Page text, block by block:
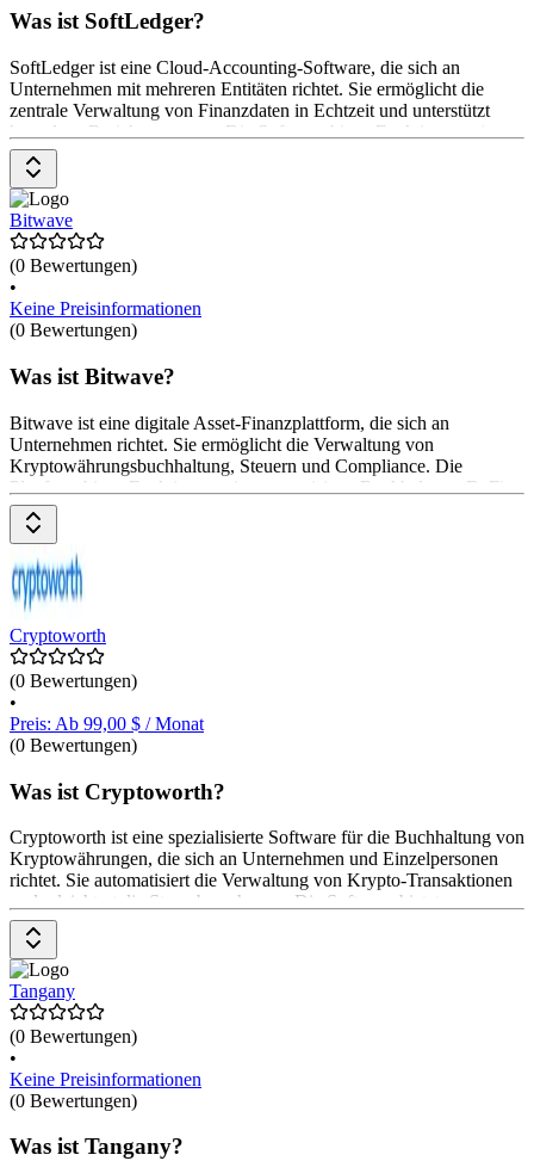
Was ist SoftLedger?
SoftLedger ist eine Cloud-Accounting-Software, die sich an
Unternehmen mit mehreren Entitäten richtet. Sie ermöglicht die
zentrale Verwaltung von Finanzdaten in Echtzeit und unterstützt
komplexe Berichterstattung. Die Software bietet Funktionen wie
automatisierte Buchhaltung, Cashflow-Management, digitale
Vermögensverwaltung und eine API für individuelle Anpassungen.
Preise sind auf Anfrage erhältlich.
Bitwave
(0 Bewertungen)
•
Keine Preisinformationen
(0 Bewertungen)
Was ist Bitwave?
Bitwave ist eine digitale Asset-Finanzplattform, die sich an
Unternehmen richtet. Sie ermöglicht die Verwaltung von
Kryptowährungsbuchhaltung, Steuern und Compliance. Die
Plattform bietet Funktionen wie automatisierte Buchhaltung, DeFi-
Überwachung, institutionelle Abstimmung und B2B-Krypto-
Zahlungen. Zudem unterstützt sie die Integration mit führenden
ERP-Systemen. Preise sind auf Anfrage verfügbar.
Cryptoworth
(0 Bewertungen)
•
Preis: Ab 99,00 $ / Monat
(0 Bewertungen)
Was ist Cryptoworth?
Cryptoworth ist eine spezialisierte Software für die Buchhaltung von
Kryptowährungen, die sich an Unternehmen und Einzelpersonen
richtet. Sie automatisiert die Verwaltung von Krypto-Transaktionen
und erleichtert die Steuerberechnung. Die Software bietet
Funktionen wie Datenintegration mit über 1000 Blockchains und
Börsen, Echtzeit-Transaktionsverfolgung und Unterstützung für
verschiedene Buchhaltungssysteme. Sie ist konform mit IFRS und
US GAAP. Das Preismodell umfasst einen kostenlosen Plan sowie
Rabatte
Tangany
(0 Bewertungen)
•
Keine Preisinformationen
(0 Bewertungen)
Was ist Tangany?